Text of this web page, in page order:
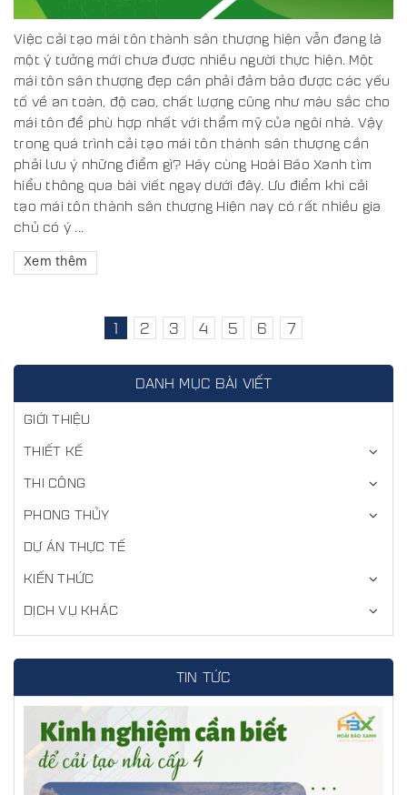
Việc cải tạo mái tôn thành sân thượng hiện vẫn đang là
một ý tưởng mới chưa được nhiều người thực hiện. Một
mái tôn sân thượng đẹp cần phải đảm bảo được các yếu
tố về an toàn, độ cao, chất lượng cũng như màu sắc cho
mái tôn để phù hợp nhất với thẩm mỹ của ngôi nhà. Vậy
trong quá trình cải tạo mái tôn thành sân thượng cần
phải lưu ý những điểm gì? Hãy cùng Hoài Bão Xanh tìm
hiểu thông qua bài viết ngay dưới đây. Ưu điểm khi cải
tạo mái tôn thành sân thượng Hiện nay có rất nhiều gia
chủ có ý ...
Xem thêm
1 2 3 4 5 6 7
DANH MỤC BÀI VIẾT
GIỚI THIỆU
THIẾT KẾ
THI CÔNG
PHONG THỦY
DỰ ÁN THỰC TẾ
KIẾN THỨC
DỊCH VỤ KHÁC
TIN TỨC